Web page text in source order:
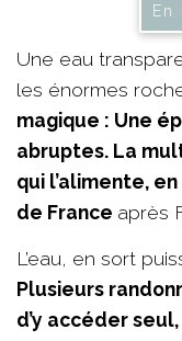
En
Une eau
les énormes
magique : Une
abruptes. La
qui l’alimente,
de France après
L’eau, en sort
Plusieurs
d’y accéder